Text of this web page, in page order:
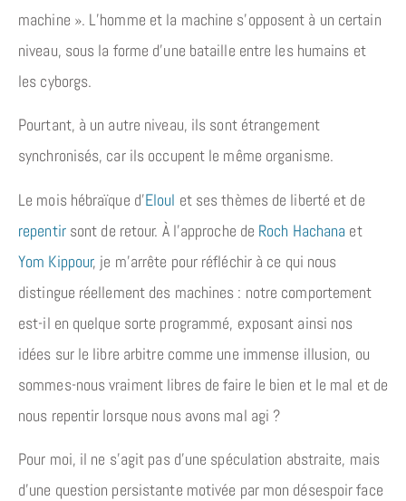
machine ». L’homme et la machine s’opposent à un certain
niveau, sous la forme d’une bataille entre les humains et
les cyborgs.
Pourtant, à un autre niveau, ils sont étrangement
synchronisés, car ils occupent le même organisme.
Le mois hébraïque d’Eloul et ses thèmes de liberté et de
repentirsont de retour. À l’approche de Roch Hachana et
Yom Kippour, je m’arrête pour réfléchir à ce qui nous
distingue réellement des machines : notre comportement
est-il en quelque sorte programmé, exposant ainsi nos
idées sur le libre arbitre comme une immense illusion, ou
sommes-nous vraiment libres de faire le bien et le mal et de
nous repentir lorsque nous avons mal agi ?
Pour moi, il ne s’agit pas d’une spéculation abstraite, mais
d’une question persistante motivée par mon désespoir face